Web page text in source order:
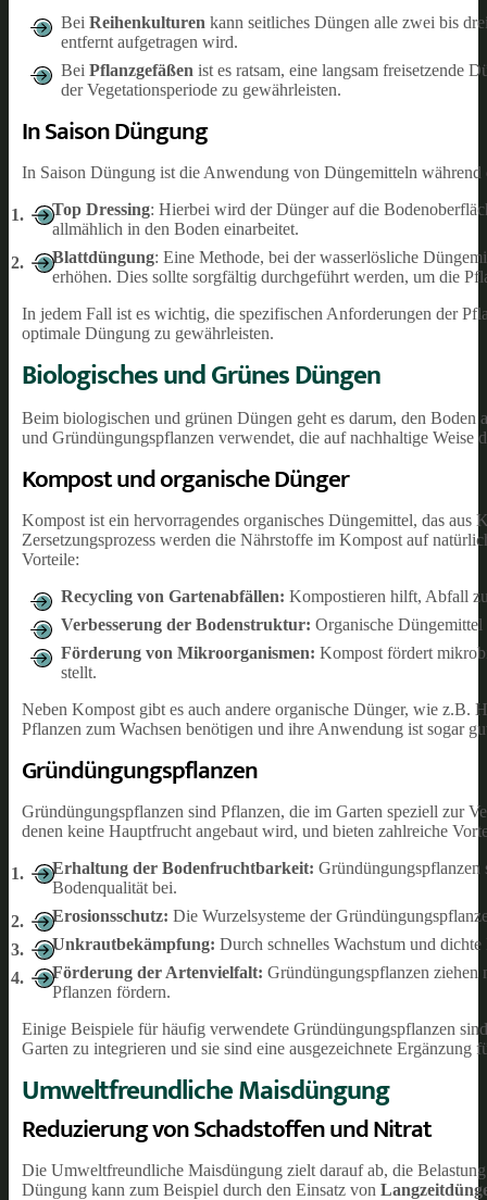
Bei Reihenkulturen kann seitliches Düngen alle zwei bis
entfernt aufgetragen wird.
Bei Pflanzgefäßen ist es ratsam, eine langsam freisetzende
der Vegetationsperiode zu gewährleisten.
In Saison Düngung
In Saison Düngung ist die Anwendung von Düngemitteln
Top Dressing: Hierbei wird der Dünger auf die
allmählich in den Boden einarbeitet.
Blattdüngung: Eine Methode, bei der wasserlösliche
erhöhen. Dies sollte sorgfältig durchgeführt werden, um die
In jedem Fall ist es wichtig, die spezifischen Anforderungen der
optimale Düngung zu gewährleisten.
Biologisches und Grünes Düngen
Beim biologischen und grünen Düngen geht es darum, den
und Gründüngungspflanzen verwendet, die auf nachhaltige Weise
Kompost und organische Dünger
Kompost ist ein hervorragendes organisches Düngemittel, das
Zersetzungsprozess werden die Nährstoffe im Kompost auf
Vorteile:
Recycling von Gartenabfällen: Kompostieren hilft, Abfall
Verbesserung der Bodenstruktur: Organische Düngemittel
Förderung von Mikroorganismen: Kompost fördert
stellt.
Neben Kompost gibt es auch andere organische Dünger, wie z.B.
Pflanzen zum Wachsen benötigen und ihre Anwendung ist sogar
Gründüngungspflanzen
Gründüngungspflanzen sind Pflanzen, die im Garten speziell zur
denen keine Hauptfrucht angebaut wird, und bieten zahlreiche
Erhaltung der Bodenfruchtbarkeit: Gründüngungspflanzen
Bodenqualität bei.
Erosionsschutz: Die Wurzelsysteme der
Unkrautbekämpfung: Durch schnelles Wachstum und
Förderung der Artenvielfalt: Gründüngungspflanzen ziehen
Pflanzen fördern.
Einige Beispiele für häufig verwendete Gründüngungspflanzen
Garten zu integrieren und sie sind eine ausgezeichnete
Umweltfreundliche Maisdüngung
Reduzierung von Schadstoffen und Nitrat
Die Umweltfreundliche Maisdüngung zielt darauf ab, die
Düngung kann zum Beispiel durch den Einsatz von